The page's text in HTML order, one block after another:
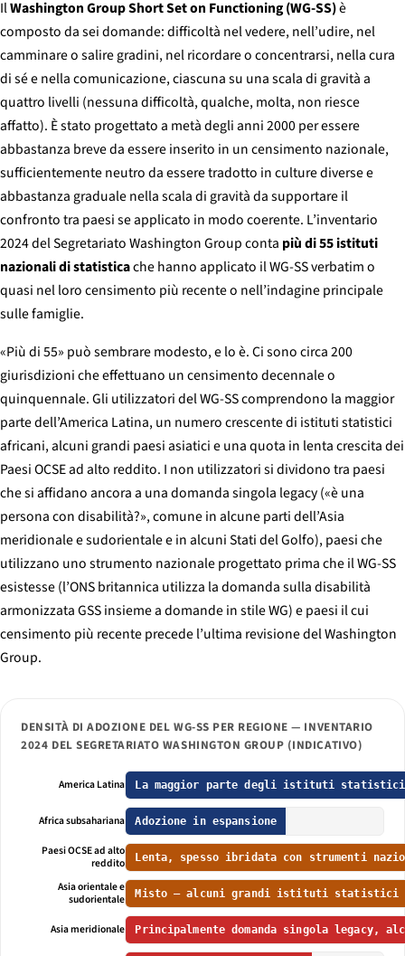
IlWashington Group Short Set on Functioning (WG-SS)è
composto da sei domande: difficoltà nel vedere, nell’udire, nel
camminare o salire gradini, nel ricordare o concentrarsi, nella cura
di sé e nella comunicazione, ciascuna su una scala di gravità a
quattro livelli (nessuna difficoltà, qualche, molta, non riesce
affatto). È stato progettato a metà degli anni 2000 per essere
abbastanza breve da essere inserito in un censimento nazionale,
sufficientemente neutro da essere tradotto in culture diverse e
abbastanza graduale nella scala di gravità da supportare il
confronto tra paesi se applicato in modo coerente. L’inventario
2024 del Segretariato Washington Group conta più di 55 istituti
nazionali di statisticache hanno applicato il WG-SS verbatim o
quasi nel loro censimento più recente o nell’indagine principale
sulle famiglie.
«Più di 55» può sembrare modesto, e lo è. Ci sono circa 200
giurisdizioni che effettuano un censimento decennale o
quinquennale. Gli utilizzatori del WG-SS comprendono la maggior
parte dell’America Latina, un numero crescente di istituti statistici
africani, alcuni grandi paesi asiatici e una quota in lenta crescita dei
Paesi OCSE ad alto reddito. I non utilizzatori si dividono tra paesi
che si affidano ancora a una domanda singola legacy («è una
persona con disabilità?», comune in alcune parti dell’Asia
meridionale e sudorientale e in alcuni Stati del Golfo), paesi che
utilizzano uno strumento nazionale progettato prima che il WG-SS
esistesse (l’ONS britannica utilizza la domanda sulla disabilità
armonizzata GSS insieme a domande in stile WG) e paesi il cui
censimento più recente precede l’ultima revisione del Washington
Group.
DENSITÀ DI ADOZIONE DEL WG-SS PER REGIONE — INVENTARIO
2024 DEL SEGRETARIATO WASHINGTON GROUP (INDICATIVO)
America Latina La maggior parte degli istituti statistici
Africa subsahariana Adozione in espansione
Paesi OCSE ad alto
reddito
Lenta, spesso ibridata con strumenti
Asia orientale e
sudorientale
Misto — alcuni grandi istituti statistici
Asia meridionale Principalmente domanda singola legacy,